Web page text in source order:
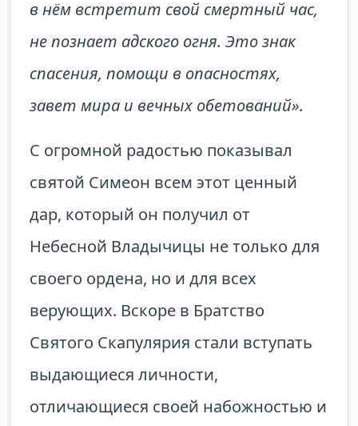
в нём встретит свой смертный час,
не познает адского огня. Это знак
спасения, помощи в опасностях,
завет мира и вечных обетований».
С огромной радостью показывал
святой Симеон всем этот ценный
дар, который он получил от
Небесной Владычицы не только для
своего ордена, но и для всех
верующих. Вскоре в Братство
Святого Скапулярия стали вступать
выдающиеся личности,
отличающиеся своей набожностью и